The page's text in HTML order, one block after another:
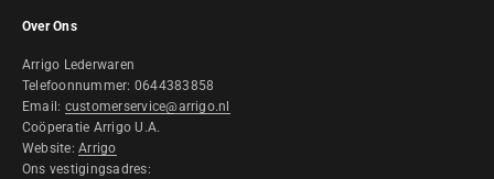
Over Ons
Arrigo Lederwaren
Telefoonnummer: 0644383858
Email: customerservice@arrigo.nl
Coöperatie Arrigo U.A.
Website:Arrigo
Ons vestigingsadres: